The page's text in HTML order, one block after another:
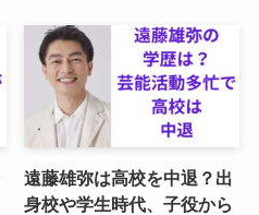
遠藤雄弥は高校を中退？出
身校や学生時代、子役から